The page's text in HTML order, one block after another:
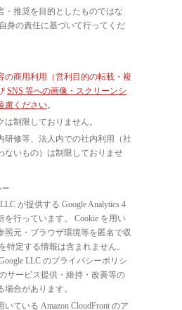
・推奨を目的としたものではな
身の責任に基づいて行ってくだ
の商用利用（営利目的の転載・複
SNS 等への画像・スクリーンシ
慮ください。
制限しておりません。
研修等、法人内での社内利用（社
ないもの）は制限しておりませ
ー
が提供する Google Analytics 4
を行っています。 Cookie を用い
照元・ブラウザ環境等を匿名で収
特定する情報は含まれません。
LLC のプライバシーポリシ
サービス提供・維持・改善等の
合があります。
ている Amazon CloudFront のア